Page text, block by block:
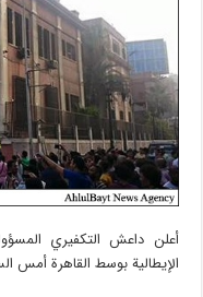
أعلن داعش التكفيري
الإيطالية بوسط القاهرة أمس